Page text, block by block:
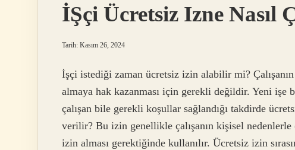
İŞçi Ücretsiz Izne Nasıl
Tarih: Kasım 26, 2024
İşçi istediği zaman ücretsiz izin alabilir mi?
almaya hak kazanması için gerekli değildir. Yeni işe
çalışan bile gerekli koşullar sağlandığı takdirde
verilir? Bu izin genellikle çalışanın kişisel
izin alması gerektiğinde kullanılır. Ücretsiz izin